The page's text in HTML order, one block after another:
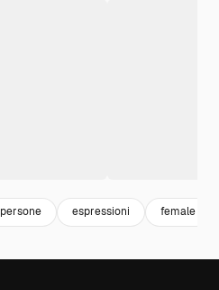
persone espressioni female